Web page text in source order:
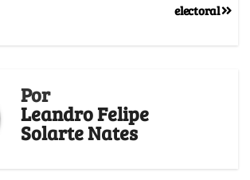
electoral
Por
Leandro Felipe
Solarte Nates